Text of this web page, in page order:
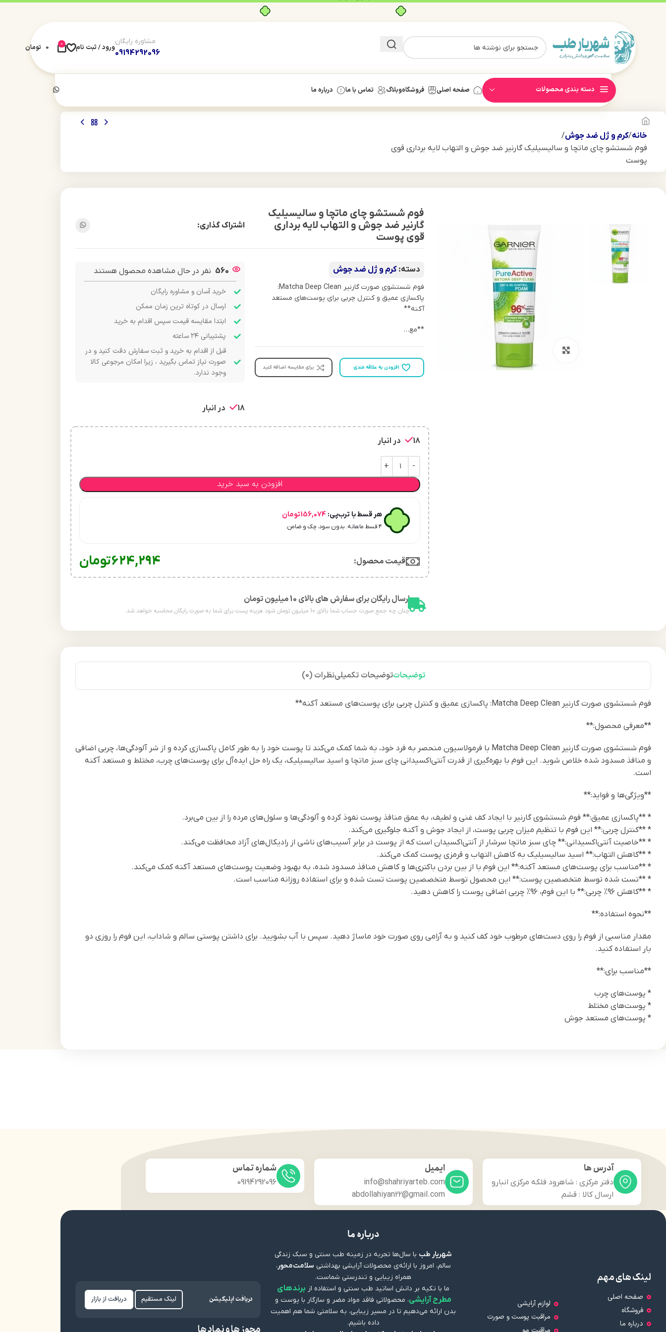
بدون ضامن، بدون سود
مشاوره رایگان
09194292096
ورود / ثبت نام 0
0 تومان
دسته بندی محصولات صفحه اصلی فروشگاهوبلاگ تماس با ما درباره ما
خانه کرم و ژل ضد جوش
فوم شستشو چای ماتچا و سالیسیلیک گارنیر ضد جوش و التهاب لایه برداری قوی
پوست
فوم شستشو چای ماتچا و سالیسیلیک
گارنیر ضد جوش و التهاب لایه برداری
قوی پوست
اشتراک گذاری:
دسته: کرم و ژل ضد جوش
فوم شستشوی صورت گارنیر Matcha Deep Clean:
پاکسازی عمیق و کنترل چربی برای پوست‌های مستعد
آکنه**
**مع…
افزودن به علاقه مندی برای مقایسه اضافه کنید
560 نفر در حال مشاهده محصول هستند
خرید آسان و مشاوره رایگان
ارسال در کوتاه ترین زمان ممکن
ابتدا مقایسه قیمت سپس اقدام به خرید
پشتیبانی ۲۴ ساعته
قبل از اقدام به خرید و ثبت سفارش دقت کنید و در
صورت نیاز تماس بگیرید ، زیرا امکان مرجوعی کالا
وجود ندارد.
18 در انبار
18 در انبار
افزودن به سبد خرید
هر قسط با ترب‌پی: 156,074تومان
۴ قسط ماهانه. بدون سود، چک و ضامن.
قیمت محصول:​ 624,294تومان
ارسال رایگان برای سفارش های بالای 10 میلیون تومان
چنان چه جمع صورت حساب شما بالای 10 میلیون تومان شود هزینه پست برای شما به صورت رایگان محاسبه خواهد شد.
توضیحاتتوضیحات تکمیلینظرات (0)
فوم شستشوی صورت گارنیر Matcha Deep Clean: پاکسازی عمیق و کنترل چربی برای پوست‌های مستعد آکنه**
**معرفی محصول:**
فوم شستشوی صورت گارنیر Matcha Deep Clean با فرمولاسیون منحصر به فرد خود، به شما کمک می‌کند تا پوست خود را به طور کامل پاکسازی کرده و از شر آلودگی‌ها، چربی اضافی
و منافذ مسدود شده خلاص شوید. این فوم با بهره‌گیری از قدرت آنتی‌اکسیدانی چای سبز ماتچا و اسید سالیسیلیک، یک راه حل ایده‌آل برای پوست‌های چرب، مختلط و مستعد آکنه
است.
**ویژگی‌ها و فواید:**
* **پاکسازی عمیق:** فوم شستشوی گارنیر با ایجاد کف غنی و لطیف، به عمق منافذ پوست نفوذ کرده و آلودگی‌ها و سلول‌های مرده را از بین می‌برد.
* **کنترل چربی:** این فوم با تنظیم میزان چربی پوست، از ایجاد جوش و آکنه جلوگیری می‌کند.
* **خاصیت آنتی‌اکسیدانی:** چای سبز ماتچا سرشار از آنتی‌اکسیدان است که از پوست در برابر آسیب‌های ناشی از رادیکال‌های آزاد محافظت می‌کند.
* **کاهش التهاب:** اسید سالیسیلیک به کاهش التهاب و قرمزی پوست کمک می‌کند.
* **مناسب برای پوست‌های مستعد آکنه:** این فوم با از بین بردن باکتری‌ها و کاهش منافذ مسدود شده، به بهبود وضعیت پوست‌های مستعد آکنه کمک می‌کند.
* **تست شده توسط متخصصین پوست:** این محصول توسط متخصصین پوست تست شده و برای استفاده روزانه مناسب است.
* **کاهش 96% چربی:** با این فوم، 96% چربی اضافی پوست را کاهش دهید.
**نحوه استفاده:**
مقدار مناسبی از فوم را روی دست‌های مرطوب خود کف کنید و به آرامی روی صورت خود ماساژ دهید. سپس با آب بشویید. برای داشتن پوستی سالم و شاداب، این فوم را روزی دو
بار استفاده کنید.
**مناسب برای:**
* پوست‌های چرب
* پوست‌های مختلط
* پوست‌های مستعد جوش
آدرس ها
دفتر مرکزی : شاهرود فلکه مرکزی انبارو
ارسال کالا : قشم
ایمیل
info@shahriyarteb.com
abdollahiyan22@gmail.com
شماره تماس
09194292096
لینک های مهم
صفحه اصلی
فروشگاه
درباره ما
لوازم آرایشی
مراقبت پوست و صورت
درباره ما
شهریار طب با سال‌ها تجربه در زمینه طب سنتی و سبک زندگی
سالم، امروز با ارائه‌ی محصولات آرایشی بهداشتی سلامت‌محور،
همراه زیبایی و تندرستی شماست.
ما با تکیه بر دانش اساتید طب سنتی و استفاده از برندهای
مطرح آرایشی، محصولاتی فاقد مواد مضر و سازگار با پوست و
بدن ارائه می‌دهیم تا در مسیر زیبایی، به سلامتی شما هم اهمیت
داده باشیم.
دریافت اپلیکیشن لینک مستقیم دریافت از بازار